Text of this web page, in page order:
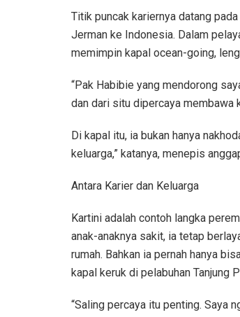
Titik puncak kariernya datang
Jerman ke Indonesia. Dalam
memimpin kapal ocean-going,
“Pak Habibie yang mendorong
dan dari situ dipercaya membawa
Di kapal itu, ia bukan hanya
keluarga,” katanya, menepis
Antara Karier dan Keluarga
Kartini adalah contoh langka
anak-anaknya sakit, ia tetap
rumah. Bahkan ia pernah hanya
kapal keruk di pelabuhan Tanjung
“Saling percaya itu penting. Saya